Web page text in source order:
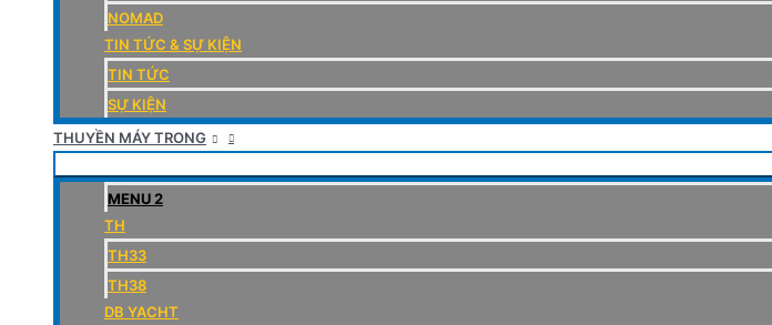
NOMAD
TIN TỨC & SỰ KIỆN
TIN TỨC
SỰ KIỆN
THUYỀN MÁY TRONG
MENU 2
TH
TH33
TH38
DB YACHT